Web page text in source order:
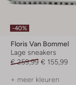
-40%
Floris Van Bommel
Lage sneakers
€ 259,99 € 155,99
+ meer kleuren